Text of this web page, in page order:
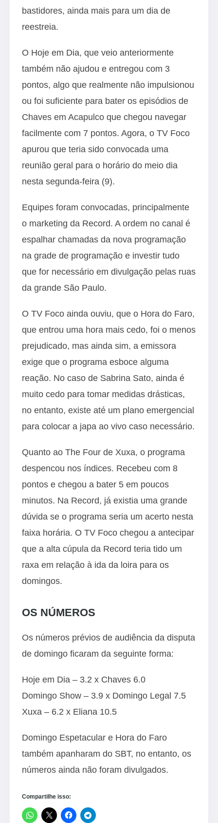
bastidores, ainda mais para um dia de
reestreia.
O Hoje em Dia, que veio anteriormente
também não ajudou e entregou com 3
pontos, algo que realmente não impulsionou
ou foi suficiente para bater os episódios de
Chaves em Acapulco que chegou navegar
facilmente com 7 pontos. Agora, o TV Foco
apurou que teria sido convocada uma
reunião geral para o horário do meio dia
nesta segunda-feira (9).
Equipes foram convocadas, principalmente
o marketing da Record. A ordem no canal é
espalhar chamadas da nova programação
na grade de programação e investir tudo
que for necessário em divulgação pelas ruas
da grande São Paulo.
O TV Foco ainda ouviu, que o Hora do Faro,
que entrou uma hora mais cedo, foi o menos
prejudicado, mas ainda sim, a emissora
exige que o programa esboce alguma
reação. No caso de Sabrina Sato, ainda é
muito cedo para tomar medidas drásticas,
no entanto, existe até um plano emergencial
para colocar a japa ao vivo caso necessário.
Quanto ao The Four de Xuxa, o programa
despencou nos índices. Recebeu com 8
pontos e chegou a bater 5 em poucos
minutos. Na Record, já existia uma grande
dúvida se o programa seria um acerto nesta
faixa horária. O TV Foco chegou a antecipar
que a alta cúpula da Record teria tido um
raxa em relação à ida da loira para os
domingos.
OS NÚMEROS
Os números prévios de audiência da disputa
de domingo ficaram da seguinte forma:
Hoje em Dia – 3.2 x Chaves 6.0
Domingo Show – 3.9 x Domingo Legal 7.5
Xuxa – 6.2 x Eliana 10.5
Domingo Espetacular e Hora do Faro
também apanharam do SBT, no entanto, os
números ainda não foram divulgados.
Compartilhe isso: